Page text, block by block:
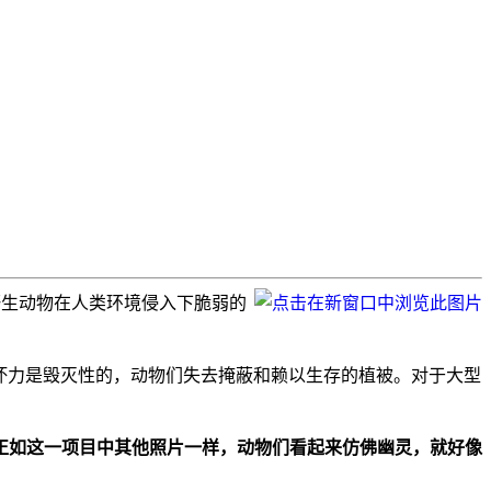
动物在人类环境侵入下脆弱的
是毁灭性的，动物们失去掩蔽和赖以生存的植被。对于大型
这一项目中其他照片一样，动物们看起来仿佛幽灵，就好像